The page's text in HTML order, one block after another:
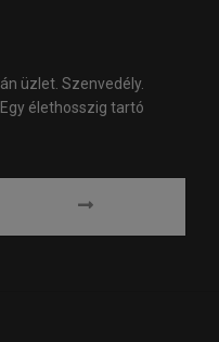
üzlet. Szenvedély.
élethosszig tartó